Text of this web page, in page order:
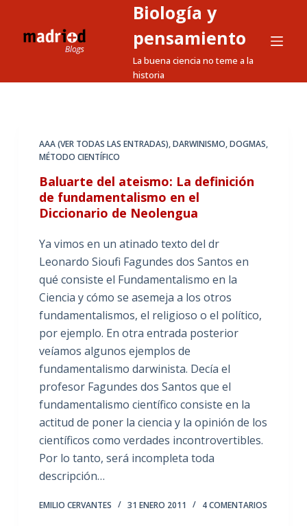
a
Biología y
pensamiento
La buena ciencia no teme a la
historia
AAA (VER TODAS LAS ENTRADAS),DARWINISMO,DOGMAS,
MÉTODO CIENTÍFICO
Baluarte del ateismo: La definición
de fundamentalismo en el
Diccionario de Neolengua
Ya vimos en un atinado texto del dr
Leonardo Sioufi Fagundes dos Santos en
qué consiste el Fundamentalismo en la
Ciencia y cómo se asemeja a los otros
fundamentalismos, el religioso o el político,
por ejemplo. En otra entrada posterior
veíamos algunos ejemplos de
fundamentalismo darwinista. Decía el
profesor Fagundes dos Santos que el
fundamentalismo científico consiste en la
actitud de poner la ciencia y la opinión de los
científicos como verdades incontrovertibles.
Por lo tanto, será incompleta toda
descripción…
EMILIO CERVANTES 31 ENERO 2011 4 COMENTARIOS